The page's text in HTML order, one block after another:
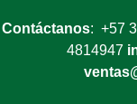
Contáctanos: +57
4814947